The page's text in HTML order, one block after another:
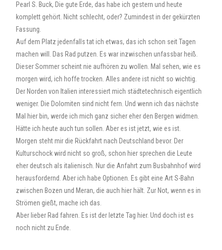
Pearl S. Buck, Die gute Erde, das habe ich gestern und heute
komplett gehört. Nicht schlecht, oder? Zumindest in der gekürzten
Fassung.
Auf dem Platz jedenfalls tat ich etwas, das ich schon seit Tagen
machen will. Das Rad putzen. Es war inzwischen unfassbar heiß.
Dieser Sommer scheint nie aufhören zu wollen. Mal sehen, wie es
morgen wird, ich hoffe trocken. Alles andere ist nicht so wichtig.
Der Norden von Italien interessiert mich städtetechnisch eigentlich
weniger. Die Dolomiten sind nicht fern. Und wenn ich das nächste
Mal hier bin, werde ich mich ganz sicher eher den Bergen widmen.
Hätte ich heute auch tun sollen. Aber es ist jetzt, wie es ist.
Morgen steht mir die Rückfahrt nach Deutschland bevor. Der
Kulturschock wird nicht so groß, schon hier sprechen die Leute
eher deutsch als italienisch. Nur die Anfahrt zum Busbahnhof wird
herausfordernd. Aber ich habe Optionen. Es gibt eine Art S-Bahn
zwischen Bozen und Meran, die auch hier hält. Zur Not, wenn es in
Strömen gießt, mache ich das.
Aber lieber Rad fahren. Es ist der letzte Tag hier. Und doch ist es
noch nicht zu Ende.